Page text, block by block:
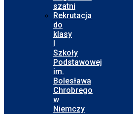
szatni
Rekrutacja
do
klasy
I
Szkoły
Podstawowej
im.
Bolesława
Chrobrego
w
Niemczy